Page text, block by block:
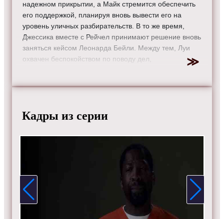
надежном прикрытии, а Майк стремится обеспечить
его поддержкой, планируя вновь вывести его на
уровень уличных разбирательств. В то же время,
Джессика вместе с Рейчел принимают решение вновь
заняться кейсом Леонарда Бейли. Между тем, Луи
охвачен беспокойством по поводу дел,
Режиссер:Роджер Камбл
Сара Рафферти, Кэтрин Хайгл, Патрик Джей Адамс,
Джина Торрес, Дьюли Хилл и Меган Маркл.
Смотрите онлайн 6 сезон 9 серию «Форс-мажоры»
планшете, пк или телевизоре на сайте tvsuits.ru.
Кадры из серии